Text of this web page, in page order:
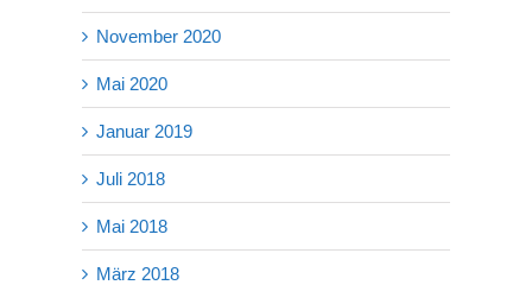
November 2020
Mai 2020
Januar 2019
Juli 2018
Mai 2018
März 2018